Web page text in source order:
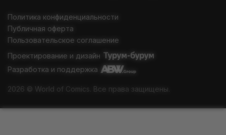
Политика конфиденциальности
Публичная оферта
Пользовательское соглашение
Проектирование и дизайн
Разработка и поддержка
2026 © World of Comics. Все права защищены.